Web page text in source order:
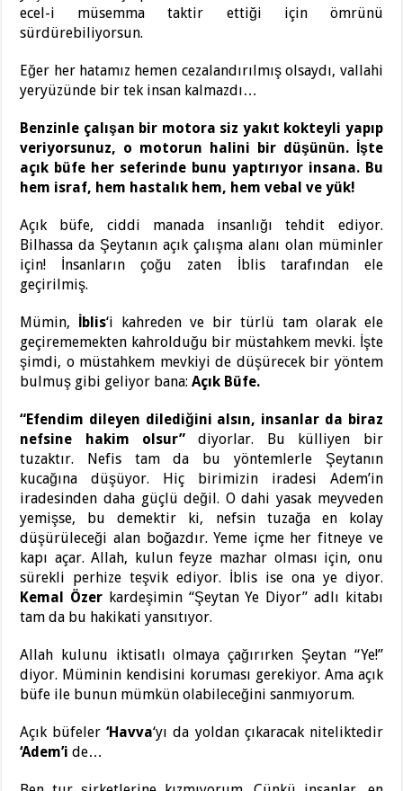
ecel-i müsemma taktir ettiği için ömrünü
sürdürebiliyorsun.
Eğer her hatamız hemen cezalandırılmış olsaydı, vallahi
yeryüzünde bir tek insan kalmazdı…
Benzinle çalışan bir motora siz yakıt kokteyli yapıp
veriyorsunuz, o motorun halini bir düşünün. İşte
açık büfe her seferinde bunu yaptırıyor insana. Bu
hem israf, hem hastalık hem, hem vebal ve yük!
Açık büfe, ciddi manada insanlığı tehdit ediyor.
Bilhassa da Şeytanın açık çalışma alanı olan müminler
için! İnsanların çoğu zaten İblis tarafından ele
geçirilmiş.
Mümin, İblis‘i kahreden ve bir türlü tam olarak ele
geçirememekten kahrolduğu bir müstahkem mevki. İşte
şimdi, o müstahkem mevkiyi de düşürecek bir yöntem
bulmuş gibi geliyor bana:Açık Büfe.
“Efendim dileyen dilediğini alsın, insanlar da biraz
nefsine hakim olsur” diyorlar. Bu külliyen bir
tuzaktır. Nefis tam da bu yöntemlerle Şeytanın
kucağına düşüyor. Hiç birimizin iradesi Adem’in
iradesinden daha güçlü değil. O dahi yasak meyveden
yemişse, bu demektir ki, nefsin tuzağa en kolay
düşürüleceği alan boğazdır. Yeme içme her fitneye ve
kapı açar. Allah, kulun feyze mazhar olması için, onu
sürekli perhize teşvik ediyor. İblis ise ona ye diyor.
Kemal Özer kardeşimin “Şeytan Ye Diyor” adlı kitabı
tam da bu hakikati yansıtıyor.
Allah kulunu iktisatlı olmaya çağırırken Şeytan “Ye!”
diyor. Müminin kendisini koruması gerekiyor. Ama açık
büfe ile bunun mümkün olabileceğini sanmıyorum.
Açık büfeler‘Havva‘yı da yoldan çıkaracak niteliktedir
‘Adem’i de…